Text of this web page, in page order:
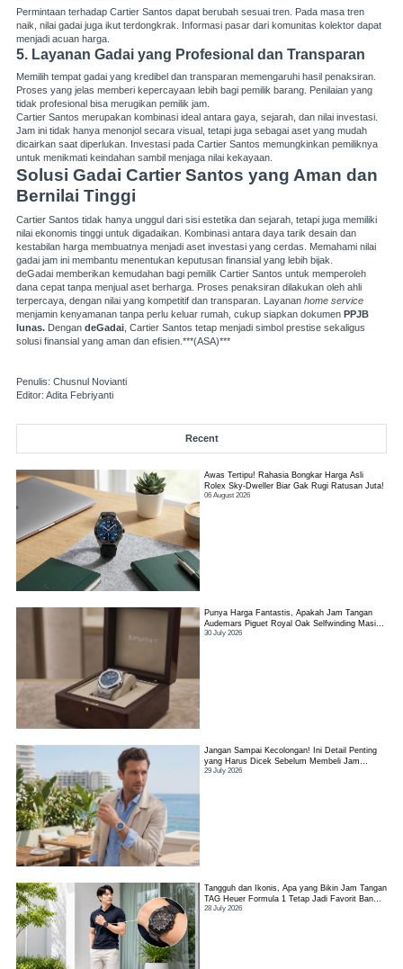
Permintaan terhadap Cartier Santos dapat berubah sesuai tren. Pada masa tren
naik, nilai gadai juga ikut terdongkrak. Informasi pasar dari komunitas kolektor dapat
menjadi acuan harga.
5. Layanan Gadai yang Profesional dan Transparan
Memilih tempat gadai yang kredibel dan transparan memengaruhi hasil penaksiran.
Proses yang jelas memberi kepercayaan lebih bagi pemilik barang. Penilaian yang
tidak profesional bisa merugikan pemilik jam.
Cartier Santos merupakan kombinasi ideal antara gaya, sejarah, dan nilai investasi.
Jam ini tidak hanya menonjol secara visual, tetapi juga sebagai aset yang mudah
dicairkan saat diperlukan. Investasi pada Cartier Santos memungkinkan pemiliknya
untuk menikmati keindahan sambil menjaga nilai kekayaan.
Solusi Gadai Cartier Santos yang Aman dan
Bernilai Tinggi
Cartier Santos tidak hanya unggul dari sisi estetika dan sejarah, tetapi juga memiliki
nilai ekonomis tinggi untuk digadaikan. Kombinasi antara daya tarik desain dan
kestabilan harga membuatnya menjadi aset investasi yang cerdas. Memahami nilai
gadai jam ini membantu menentukan keputusan finansial yang lebih bijak.
deGadai memberikan kemudahan bagi pemilik Cartier Santos untuk memperoleh
dana cepat tanpa menjual aset berharga. Proses penaksiran dilakukan oleh ahli
terpercaya, dengan nilai yang kompetitif dan transparan. Layanan home service
menjamin kenyamanan tanpa perlu keluar rumah, cukup siapkan dokumen PPJB
lunas. Dengan deGadai , Cartier Santos tetap menjadi simbol prestise sekaligus
solusi finansial yang aman dan efisien.***(ASA)***
Penulis: Chusnul Novianti
Editor: Adita Febriyanti
Recent
Awas Tertipu! Rahasia Bongkar Harga Asli
Rolex Sky-Dweller Biar Gak Rugi Ratusan Juta!
06 August 2026
Punya Harga Fantastis, Apakah Jam Tangan
Audemars Piguet Royal Oak Selfwinding Masih
Worth It?
30 July 2026
Jangan Sampai Kecolongan! Ini Detail Penting
yang Harus Dicek Sebelum Membeli Jam
Tangan TAG Heuer Link
29 July 2026
Tangguh dan Ikonis, Apa yang Bikin Jam Tangan
TAG Heuer Formula 1 Tetap Jadi Favorit Banyak
Orang?
28 July 2026